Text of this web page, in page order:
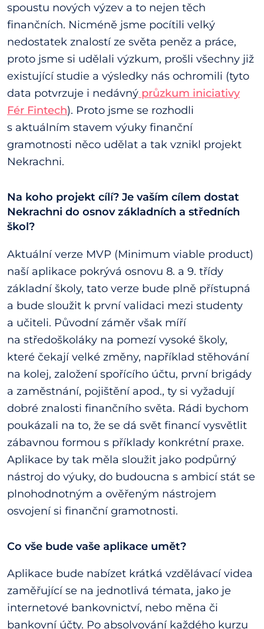
spoustu nových výzev a to nejen těch
finančních. Nicméně jsme pocítili velký
nedostatek znalostí ze světa peněz a práce,
proto jsme si udělali výzkum, prošli všechny již
existující studie a výsledky nás ochromili (tyto
data potvrzuje i nedávný průzkum iniciativy
Fér Fintech). Proto jsme se rozhodli
s aktuálním stavem výuky finanční
gramotnosti něco udělat a tak vznikl projekt
Nekrachni.
Na koho projekt cílí? Je vaším cílem dostat
Nekrachni do osnov základních a středních
škol?
Aktuální verze MVP (Minimum viable product)
naší aplikace pokrývá osnovu 8. a 9. třídy
základní školy, tato verze bude plně přístupná
a bude sloužit k první validaci mezi studenty
a učiteli. Původní záměr však míří
na středoškoláky na pomezí vysoké školy,
které čekají velké změny, například stěhování
na kolej, založení spořícího účtu, první brigády
a zaměstnání, pojištění apod., ty si vyžadují
dobré znalosti finančního světa. Rádi bychom
poukázali na to, že se dá svět financí vysvětlit
zábavnou formou s příklady konkrétní praxe.
Aplikace by tak měla sloužit jako podpůrný
nástroj do výuky, do budoucna s ambicí stát se
plnohodnotným a ověřeným nástrojem
osvojení si finanční gramotnosti.
Co vše bude vaše aplikace umět?
Aplikace bude nabízet krátká vzdělávací videa
zaměřující se na jednotlivá témata, jako je
internetové bankovnictví, nebo měna či
bankovní účty. Po absolvování každého kurzu